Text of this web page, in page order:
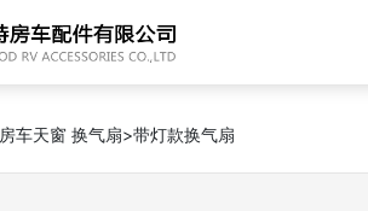
房车天窗 换气扇>带灯款换气扇